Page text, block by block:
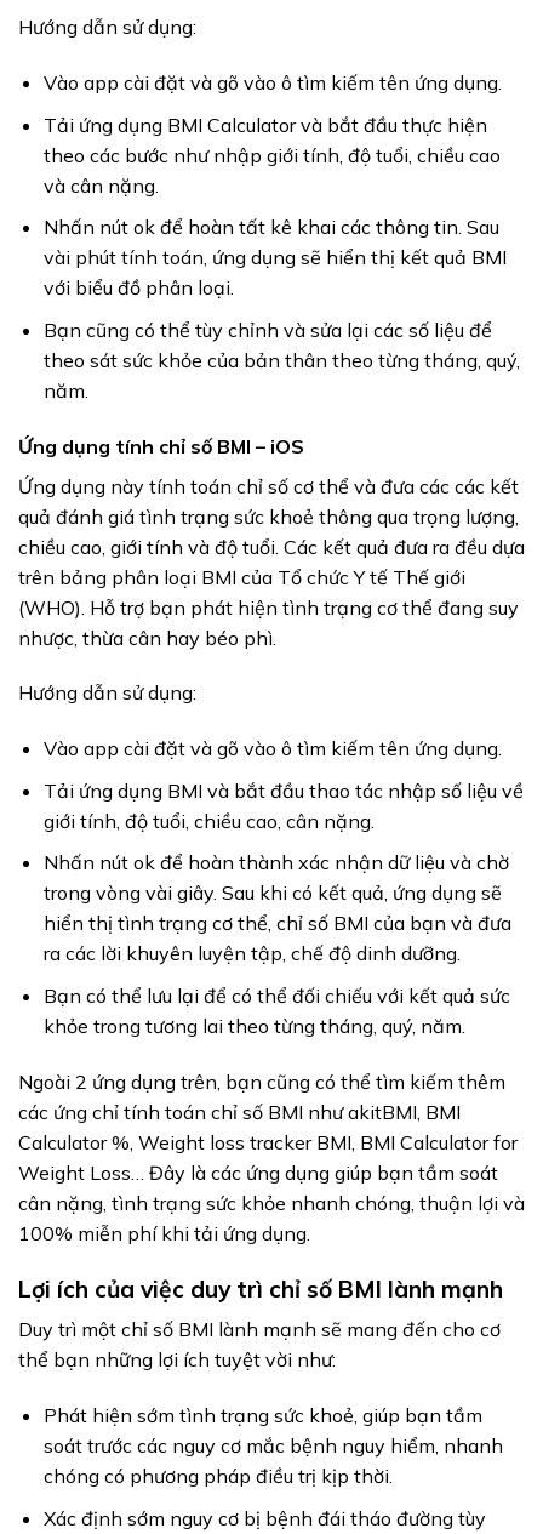
Hướng dẫn sử dụng:
Vào app cài đặt và gõ vào ô tìm kiếm tên ứng dụng.
Tải ứng dụng BMI Calculator và bắt đầu thực hiện
theo các bước như nhập giới tính, độ tuổi, chiều cao
và cân nặng.
Nhấn nút ok để hoàn tất kê khai các thông tin. Sau
vài phút tính toán, ứng dụng sẽ hiển thị kết quả BMI
với biểu đồ phân loại.
Bạn cũng có thể tùy chỉnh và sửa lại các số liệu để
theo sát sức khỏe của bản thân theo từng tháng, quý,
năm.
Ứng dụng tính chỉ số BMI – iOS
Ứng dụng này tính toán chỉ số cơ thể và đưa các các kết
quả đánh giá tình trạng sức khoẻ thông qua trọng lượng,
chiều cao, giới tính và độ tuổi. Các kết quả đưa ra đều dựa
trên bảng phân loại BMI của Tổ chức Y tế Thế giới
(WHO). Hỗ trợ bạn phát hiện tình trạng cơ thể đang suy
nhược, thừa cân hay béo phì.
Hướng dẫn sử dụng:
Vào app cài đặt và gõ vào ô tìm kiếm tên ứng dụng.
Tải ứng dụng BMI và bắt đầu thao tác nhập số liệu về
giới tính, độ tuổi, chiều cao, cân nặng.
Nhấn nút ok để hoàn thành xác nhận dữ liệu và chờ
trong vòng vài giây. Sau khi có kết quả, ứng dụng sẽ
hiển thị tình trạng cơ thể, chỉ số BMI của bạn và đưa
ra các lời khuyên luyện tập, chế độ dinh dưỡng.
Bạn có thể lưu lại để có thể đối chiếu với kết quả sức
khỏe trong tương lai theo từng tháng, quý, năm.
Ngoài 2 ứng dụng trên, bạn cũng có thể tìm kiếm thêm
các ứng chỉ tính toán chỉ số BMI như akitBMI, BMI
Calculator %, Weight loss tracker BMI, BMI Calculator for
Weight Loss… Đây là các ứng dụng giúp bạn tầm soát
cân nặng, tình trạng sức khỏe nhanh chóng, thuận lợi và
100% miễn phí khi tải ứng dụng.
Lợi ích của việc duy trì chỉ số BMI lành mạnh
Duy trì một chỉ số BMI lành mạnh sẽ mang đến cho cơ
thể bạn những lợi ích tuyệt vời như:
Phát hiện sớm tình trạng sức khoẻ, giúp bạn tầm
soát trước các nguy cơ mắc bệnh nguy hiểm, nhanh
chóng có phương pháp điều trị kịp thời.
Xác định sớm nguy cơ bị bệnh đái tháo đường tùy